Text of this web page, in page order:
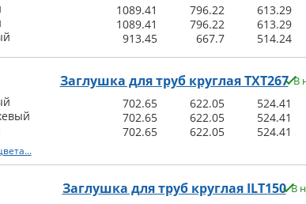
1089.41 796.22 613.29
1089.41 796.22 613.29
913.45 667.7 514.24
Заглушка для труб круглая TXT267 В
702.65 622.05 524.41
702.65 622.05 524.41
702.65 622.05 524.41
Заглушка для труб круглая ILT150 В